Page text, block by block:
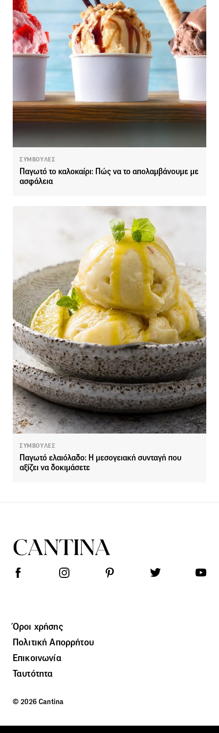
ΣΥΜΒΟΥΛΕΣ
Παγωτό το καλοκαίρι: Πώς να το απολαμβάνουμε με
ασφάλεια
ΣΥΜΒΟΥΛΕΣ
Παγωτό ελαιόλαδο: Η μεσογειακή συνταγή που
αξίζει να δοκιμάσετε
Όροι χρήσης
Πολιτική Απορρήτου
Επικοινωνία
Ταυτότητα
© 2026 Cantina